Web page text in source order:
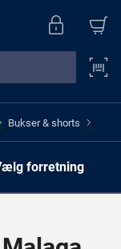
Bukser & shorts >
forretning